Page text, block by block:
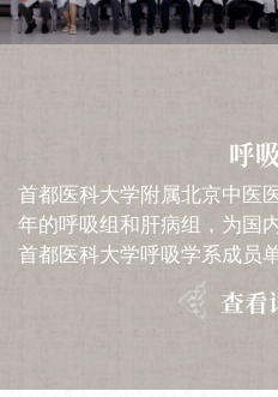
呼
首都医科大学附属北京中医
年的呼吸组和肝病组，为国
首都医科大学呼吸学系成员单
查看